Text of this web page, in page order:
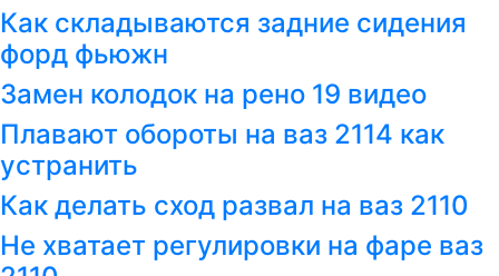
Как складываются задние сидения
форд фьюжн
Замен колодок на рено 19 видео
Плавают обороты на ваз 2114 как
устранить
Как делать сход развал на ваз 2110
Не хватает регулировки на фаре ваз